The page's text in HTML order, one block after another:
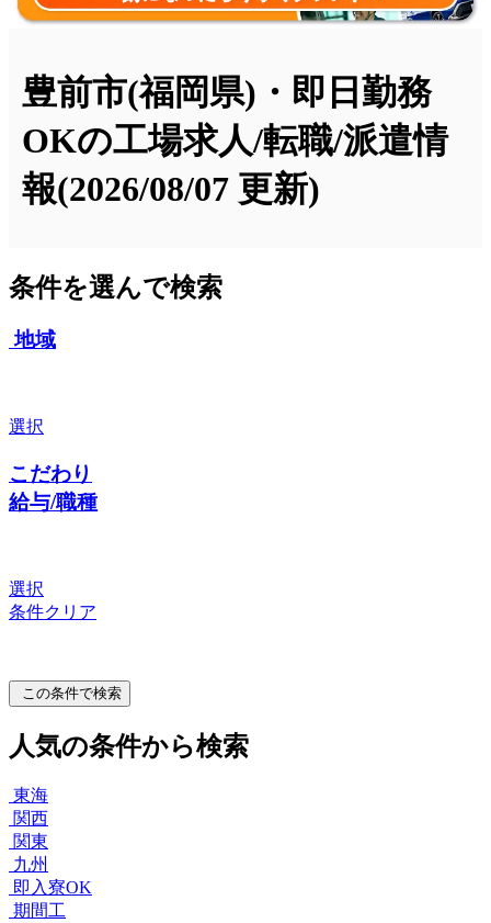
豊前市(福岡県)・即日勤務
OKの工場求人/転職/派遣情
報(2026/08/07 更新)
条件を選んで検索
地域
選択
こだわり
給与/職種
選択
条件クリア
この条件で検索
人気の条件から検索
東海
関西
関東
九州
即入寮OK
期間工